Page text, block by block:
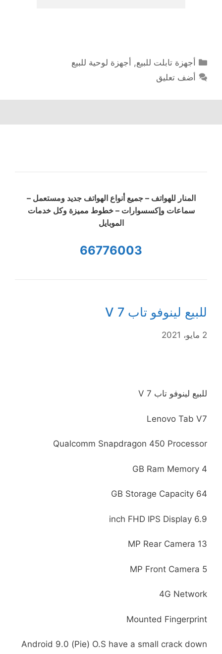
التصنيفات
أجهزة تابلت للبيع, أجهزة لوحية للبيع
أضف تعليق
المنار للهواتف – جميع أنواع الهواتف جديد ومستعمل –
سماعات وإكسسوارات – خطوط مميزة وكل خدمات
الموبايل
66776003
للبيع لينوفو تاب V 7
2 مايو، 2021
للبيع لينوفو تاب V 7
Lenovo Tab V7
Qualcomm Snapdragon 450 Processor
4 GB Ram Memory
64 GB Storage Capacity
6.9 inch FHD IPS Display
13 MP Rear Camera
5 MP Front Camera
4G Network
Mounted Fingerprint
Android 9.0 (Pie) O.S have a small crack down